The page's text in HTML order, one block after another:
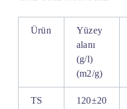
Ürün
Yüzey
alanı
(g/l)
(m2/g)
TS
120±20